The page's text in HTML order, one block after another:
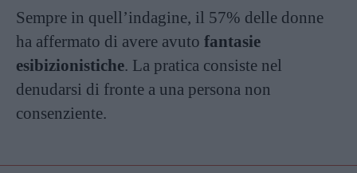
Sempre in quell’indagine, il 57% delle donne
ha affermato di avere avuto fantasie
esibizionistiche. La pratica consiste nel
denudarsi di fronte a una persona non
consenziente.